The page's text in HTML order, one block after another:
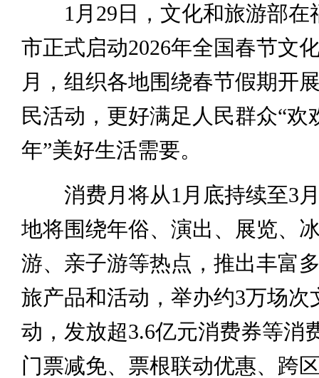
1月29日，文化和旅游部在
市正式启动2026年全国春节文
月，组织各地围绕春节假期开
民活动，更好满足人民群众“欢
年”美好生活需要。
消费月将从1月底持续至3月
地将围绕年俗、演出、展览、
游、亲子游等热点，推出丰富
旅产品和活动，举办约3万场次
动，发放超3.6亿元消费券等消
门票减免、票根联动优惠、跨